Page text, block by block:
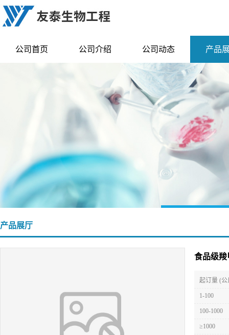
公司首页 公司介绍 公司动态 产品
产品展厅
食品级
起订量 (公
1-100
100-1000
≥1000